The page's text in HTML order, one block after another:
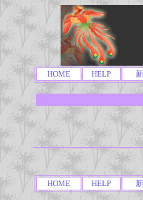
HOME HELP
HOME HELP